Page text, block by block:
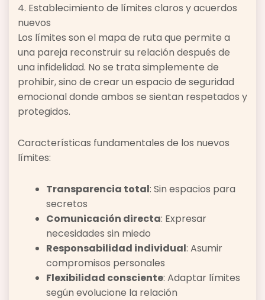
4. Establecimiento de límites claros y acuerdos
nuevos
Los límites son el mapa de ruta que permite a
una pareja reconstruir su relación después de
una infidelidad. No se trata simplemente de
prohibir, sino de crear un espacio de seguridad
emocional donde ambos se sientan respetados y
protegidos.
Características fundamentales de los nuevos
límites:
Transparencia total: Sin espacios para
secretos
Comunicación directa: Expresar
necesidades sin miedo
Responsabilidad individual: Asumir
compromisos personales
Flexibilidad consciente: Adaptar límites
según evolucione la relación